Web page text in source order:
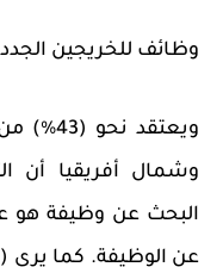
وظائف للخريجين الجدد
ويعتقد
وشمال أفريقيا أن
البحث عن وظيفة هو